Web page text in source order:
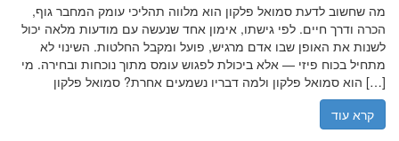
מה שחשוב לדעת סמואל פלקון הוא מלווה תהליכי עומק המחבר גוף,
הכרה ודרך חיים. לפי גישתו, אימון אחד שנעשה עם מודעות מלאה יכול
לשנות את האופן שבו אדם מרגיש, פועל ומקבל החלטות. השינוי לא
מתחיל בכוח פיזי — אלא ביכולת לפגוש עומס מתוך נוכחות ובחירה. מי
הוא סמואל פלקון ולמה דבריו נשמעים אחרת? סמואל פלקון […]
קרא עוד